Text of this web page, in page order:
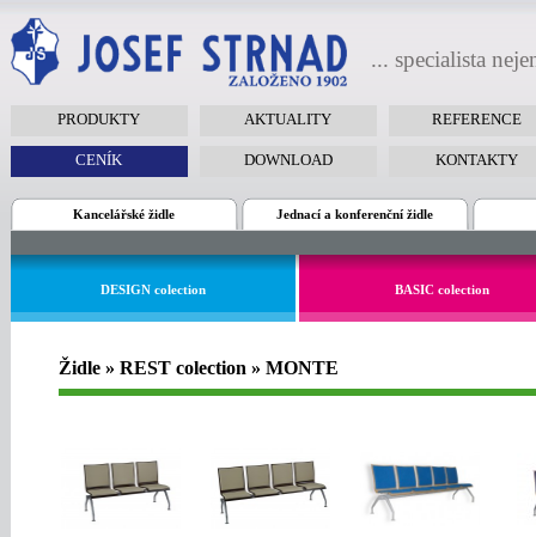
... specialista
PRODUKTY AKTUALITY REFERENCE
CENÍK DOWNLOAD KONTAKTY
Kancelářské židle Jednací a konferenční židle
DESIGN colection BASIC colection
Židle » REST colection » MONTE